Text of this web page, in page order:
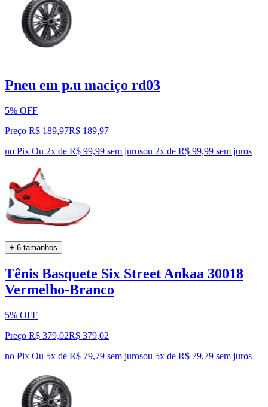
Pneu em p.u maciço rd03
5% OFF
Preço R$ 189,97R$ 189,97
no Pix Ou 2x de R$ 99,99 sem jurosou 2x de R$ 99,99 sem juros
+ 6 tamanhos
Tênis Basquete Six Street Ankaa 30018
Vermelho-Branco
5% OFF
Preço R$ 379,02R$ 379,02
no Pix Ou 5x de R$ 79,79 sem jurosou 5x de R$ 79,79 sem juros